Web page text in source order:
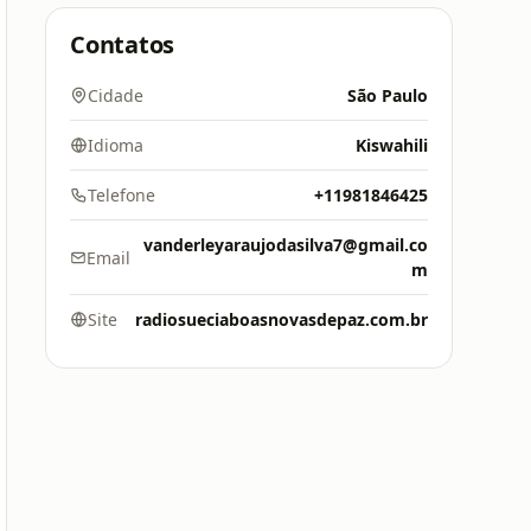
Contatos
Cidade São Paulo
Idioma Kiswahili
Telefone +11981846425
Email
vanderleyaraujodasilva7@gmail.co
m
Site radiosueciaboasnovasdepaz.com.br